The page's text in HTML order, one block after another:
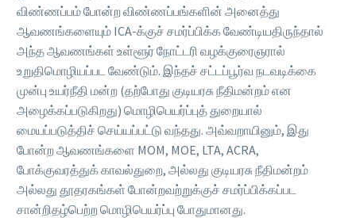
விண்ணப்பம் போன்ற விண்ணப்பங்களின் அனைத்து
ஆவணங்களையும் ICA-க்குச் சமர்ப்பிக்க வேண்டியதிருந்தால்
அந்த ஆவணங்கள் உள்ளூர் நோட்டரி வழக்குரைஞரால்
உறுதிமொழியப்பட வேண்டும். இந்தச் சட்டப்பூர்வ நடவடிக்கை
முன்பு உயர்நீதி மன்ற (தற்போது குடியரசு நீதிமன்றம் என
அழைக்கப்படுகிறது) மொழிபெயர்ப்புத் துறையால்
மையப்படுத்திச் செய்யப்பட்டு வந்தது. அவ்வறாயினும், இது
போன்ற ஆவணங்களை MOM, MOE, LTA, ACRA,
போக்குவரத்துக் காவல்துறை, அல்லது குடியரசு நீதிமன்றம்
அல்லது தூதரகங்கள் போன்றவற்றுக்குச் சமர்ப்பிக்கப்பட
சான்றிதழ்பெற்ற மொழிபெயர்ப்பு போதுமானது.